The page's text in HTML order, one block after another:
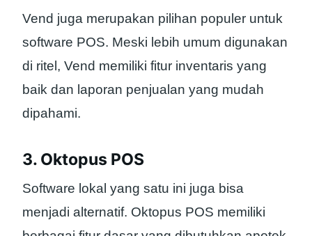
Vend juga merupakan pilihan populer untuk
software POS. Meski lebih umum digunakan
di ritel, Vend memiliki fitur inventaris yang
baik dan laporan penjualan yang mudah
dipahami.
3. Oktopus POS
Software lokal yang satu ini juga bisa
menjadi alternatif. Oktopus POS memiliki